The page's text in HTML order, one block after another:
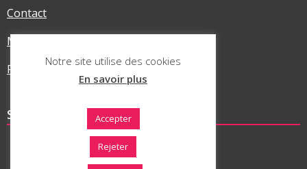
Contact
Mentions légales
Politique RGPD
SUR LES RÉSEAUX
Notre site utilise des cookies
En savoir plus
Accepter
Rejeter